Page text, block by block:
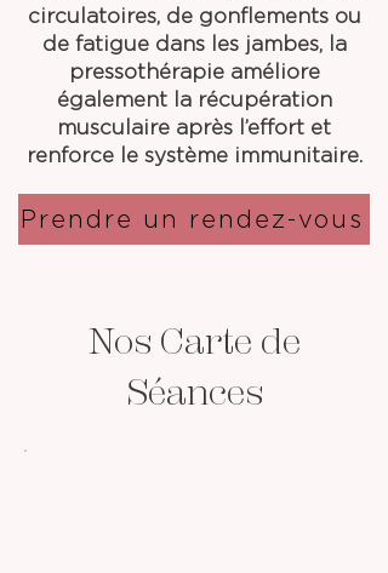
circulatoires, de gonflements ou
de fatigue dans les jambes, la
pressothérapie améliore
également la récupération
musculaire après l’effort et
renforce le système immunitaire.
Prendre un rendez-vous
Nos Carte de
Séances